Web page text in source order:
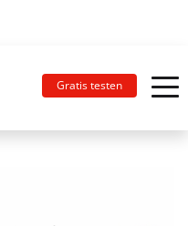
Gratis testen